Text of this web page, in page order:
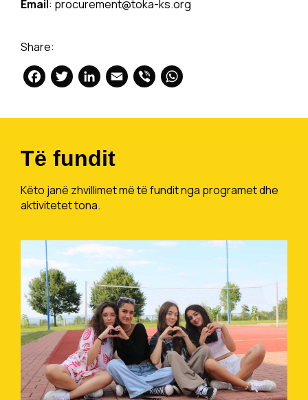
Email: procurement@toka-ks.org
Share:
Facebook
Twitter
LinkedIn
Email
Viber
Të fundit
Këto janë zhvillimet më të fundit nga programet dhe
aktivitetet tona.